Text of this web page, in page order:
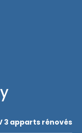
3 apparts rénovés